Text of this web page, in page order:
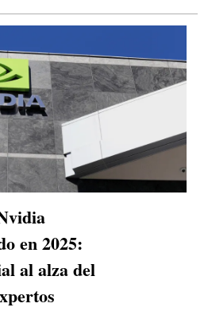
en 2025:
al alza del